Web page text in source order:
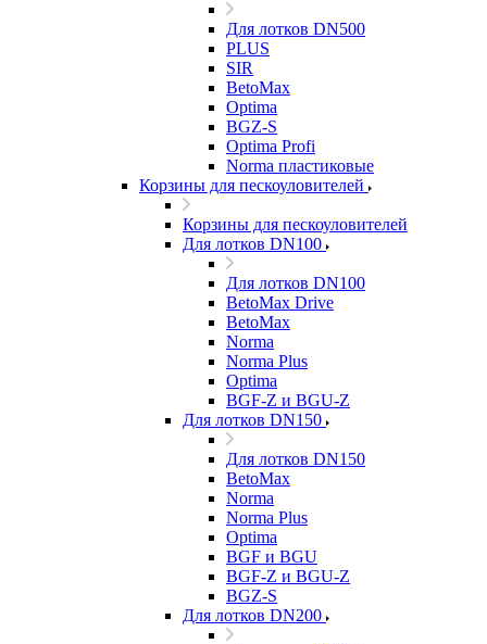
Для лотков DN500
PLUS
SIR
BetoMax
Optima
BGZ-S
Optima Profi
Norma пластиковые
Корзины для пескоуловителей
Корзины для пескоуловителей
Для лотков DN100
Для лотков DN100
BetoMax Drive
BetoMax
Norma
Norma Plus
Optima
BGF-Z и BGU-Z
Для лотков DN150
Для лотков DN150
BetoMax
Norma
Norma Plus
Optima
BGF и BGU
BGF-Z и BGU-Z
BGZ-S
Для лотков DN200